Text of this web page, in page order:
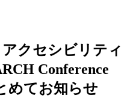
アクセシビリティ
Conference
めてお知らせ